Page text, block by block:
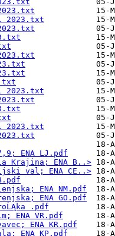
2023.txt
2023.txt
2023.txt
ENA LJ.pdf
Krajina; ENA B..>
val; ENA CE..>
ENA NM.pdf
ENA GO.pdf
.pdf
ENA VR.pdf
ENA KR.pdf
ENA KP.pdf